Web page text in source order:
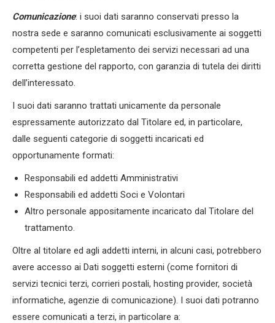
Comunicazione: i suoi dati saranno conservati presso la
nostra sede e saranno comunicati esclusivamente ai soggetti
competenti per l’espletamento dei servizi necessari ad una
corretta gestione del rapporto, con garanzia di tutela dei diritti
dell’interessato.
I suoi dati saranno trattati unicamente da personale
espressamente autorizzato dal Titolare ed, in particolare,
dalle seguenti categorie di soggetti incaricati ed
opportunamente formati:
Responsabili ed addetti Amministrativi
Responsabili ed addetti Soci e Volontari
Altro personale appositamente incaricato dal Titolare del
trattamento.
Oltre al titolare ed agli addetti interni, in alcuni casi, potrebbero
avere accesso ai Dati soggetti esterni (come fornitori di
servizi tecnici terzi, corrieri postali, hosting provider, società
informatiche, agenzie di comunicazione). I suoi dati potranno
essere comunicati a terzi, in particolare a: